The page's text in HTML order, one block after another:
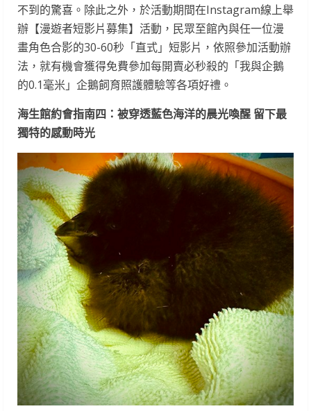
不到的驚喜。除此之外，於活動期間在Instagram線上舉
辦【漫遊者短影片募集】活動，民眾至館內與任一位漫
畫角色合影的30-60秒「直式」短影片，依照參加活動辦
法，就有機會獲得免費參加每開賣必秒殺的「我與企鵝
的0.1毫米」企鵝飼育照護體驗等各項好禮。
海生館約會指南四：被穿透藍色海洋的晨光喚醒 留下最
獨特的感動時光